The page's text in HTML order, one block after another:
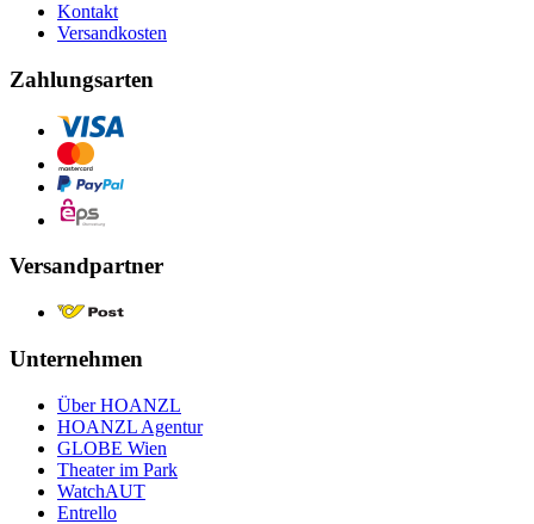
Kontakt
Versandkosten
Zahlungsarten
Versandpartner
Unternehmen
Über HOANZL
HOANZL Agentur
GLOBE Wien
Theater im Park
WatchAUT
Entrello